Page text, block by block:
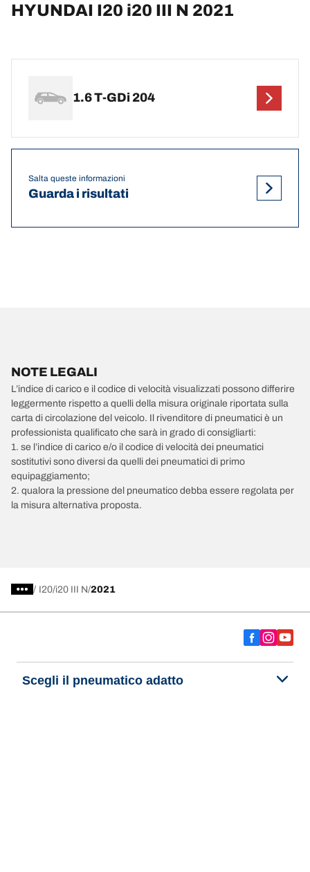
HYUNDAI I20 i20 III N 2021
1.6 T-GDi 204
Salta queste informazioni
Guarda i risultati
NOTE LEGALI
L’indice di carico e il codice di velocità visualizzati possono differire
leggermente rispetto a quelli della misura originale riportata sulla
carta di circolazione del veicolo. Il rivenditore di pneumatici è un
professionista qualificato che sarà in grado di consigliarti:
1. se l’indice di carico e/o il codice di velocità dei pneumatici
sostitutivi sono diversi da quelli dei pneumatici di primo
equipaggiamento;
2. qualora la pressione del pneumatico debba essere regolata per
la misura alternativa proposta.
/ I20 i20 III N 2021
Scegli il pneumatico adatto